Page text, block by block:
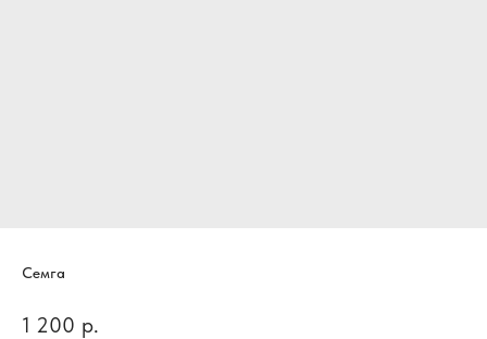
Семга
1 200 р.